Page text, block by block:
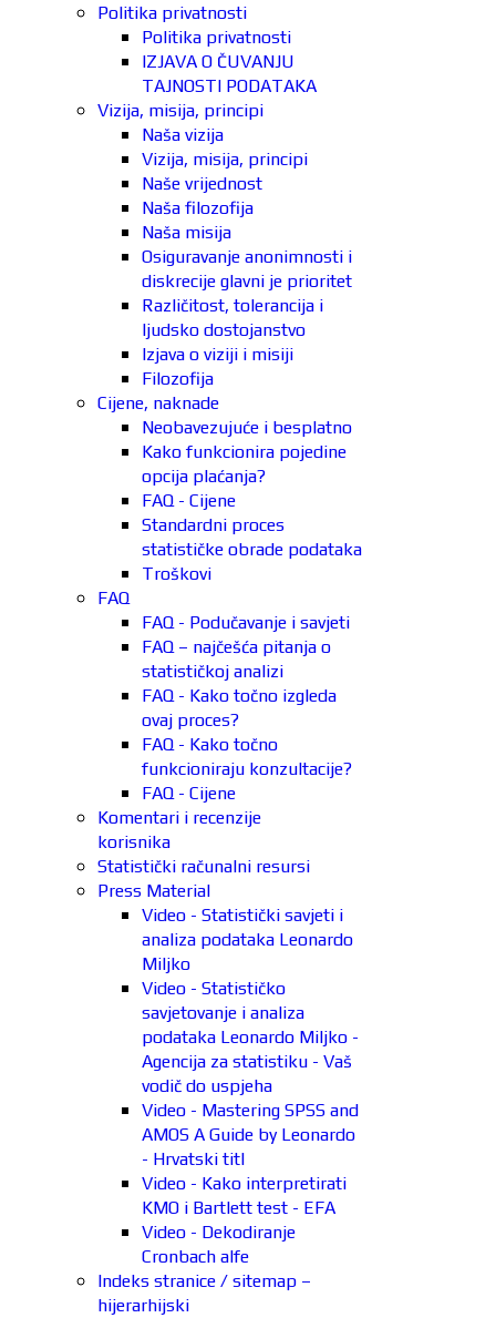
Politika privatnosti
Politika privatnosti
IZJAVA O ČUVANJU
TAJNOSTI PODATAKA
Vizija, misija, principi
Naša vizija
Vizija, misija, principi
Naše vrijednost
Naša filozofija
Naša misija
Osiguravanje anonimnosti i
diskrecije glavni je prioritet
Različitost, tolerancija i
ljudsko dostojanstvo
Izjava o viziji i misiji
Filozofija
Cijene, naknade
Neobavezujuće i besplatno
Kako funkcionira pojedine
opcija plaćanja?
FAQ - Cijene
Standardni proces
statističke obrade podataka
Troškovi
FAQ
FAQ - Podučavanje i savjeti
FAQ – najčešća pitanja o
statističkoj analizi
FAQ - Kako točno izgleda
ovaj proces?
FAQ - Kako točno
funkcioniraju konzultacije?
FAQ - Cijene
Komentari i recenzije
korisnika
Statistički računalni resursi
Press Material
Video - Statistički savjeti i
analiza podataka Leonardo
Miljko
Video - Statističko
savjetovanje i analiza
podataka Leonardo Miljko -
Agencija za statistiku - Vaš
vodič do uspjeha
Video - Mastering SPSS and
AMOS A Guide by Leonardo
- Hrvatski titl
Video - Kako interpretirati
KMO i Bartlett test - EFA
Video - Dekodiranje
Cronbach alfe
Indeks stranice / sitemap –
hijerarhijski